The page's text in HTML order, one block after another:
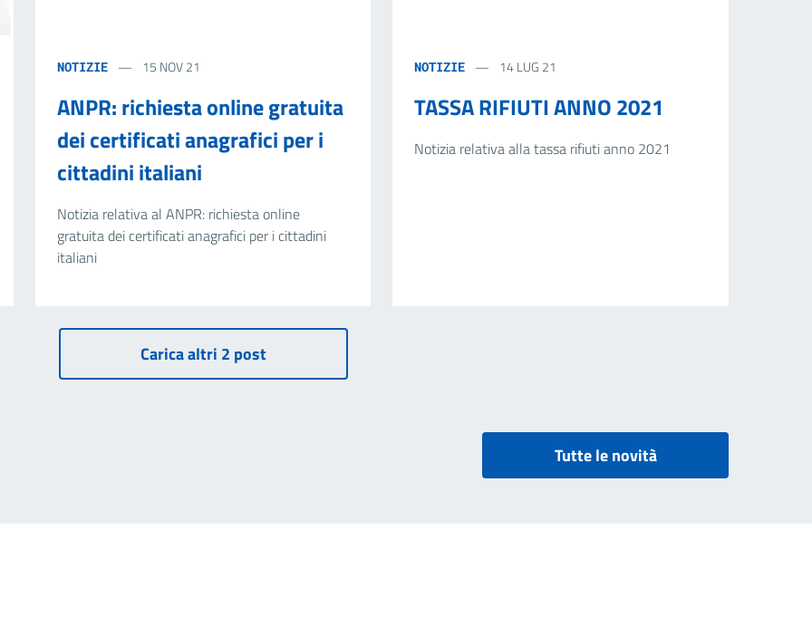
NOTIZIE 15 NOV 21
ANPR: richiesta online gratuita
dei certificati anagrafici per i
cittadini italiani
Notizia relativa al ANPR: richiesta online
gratuita dei certificati anagrafici per i cittadini
italiani
NOTIZIE 14 LUG 21
TASSA RIFIUTI ANNO 2021
Notizia relativa alla tassa rifiuti anno 2021
Tutte le novità